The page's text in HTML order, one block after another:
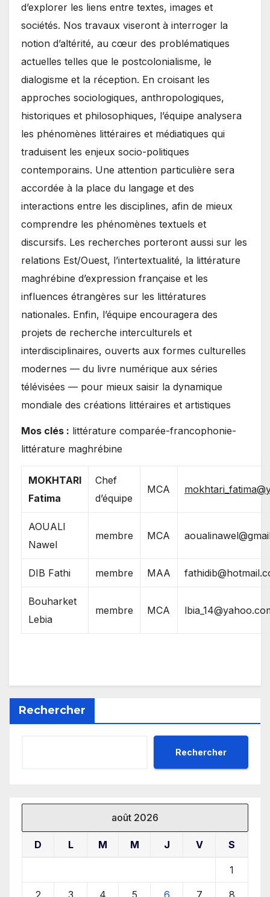
d’explorer les liens entre textes, images et
sociétés. Nos travaux viseront à interroger la
notion d’altérité, au cœur des problématiques
actuelles telles que le postcolonialisme, le
dialogisme et la réception. En croisant les
approches sociologiques, anthropologiques,
historiques et philosophiques, l’équipe analysera
les phénomènes littéraires et médiatiques qui
traduisent les enjeux socio-politiques
contemporains. Une attention particulière sera
accordée à la place du langage et des
interactions entre les disciplines, afin de mieux
comprendre les phénomènes textuels et
discursifs. Les recherches porteront aussi sur les
relations Est/Ouest, l’intertextualité, la littérature
maghrébine d’expression française et les
influences étrangères sur les littératures
nationales. Enfin, l’équipe encouragera des
projets de recherche interculturels et
interdisciplinaires, ouverts aux formes culturelles
modernes — du livre numérique aux séries
télévisées — pour mieux saisir la dynamique
mondiale des créations littéraires et artistiques
Mos clés : littérature comparée-francophonie-
littérature maghrébine
MOKHTARI
Fatima
Chef
d’équipe
MCA
AOUALI
Nawel
membre MCA
DIB Fathi membre MAA
Bouharket
Lebia
membre MCA
Rechercher
Rechercher
août 2026
D L M M J V S
1